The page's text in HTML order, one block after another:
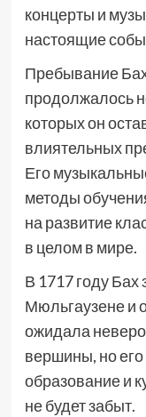
концерты и
настоящие
Пребывание
продолжалось
которых он
влиятельных
Его
методы
на развитие
в целом в мире.
В 1717 году Бах
Мюльгаузене и
ожидала
вершины, но
образование и
не будет забыт.